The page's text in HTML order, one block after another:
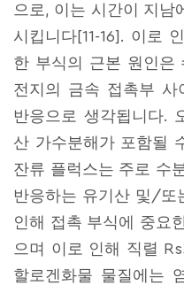
으로, 이는 시간이 지남
시킵니다[11-16]. 이로
한 부식의 근본 원인은
전지의 금속 접촉부 사
반응으로 생각됩니다.
산 가수분해가 포함될
잔류 플럭스는 주로 수
반응하는 유기산 및/또
인해 접촉 부식에 중요
으며 이로 인해 직렬
할로겐화물 물질에는